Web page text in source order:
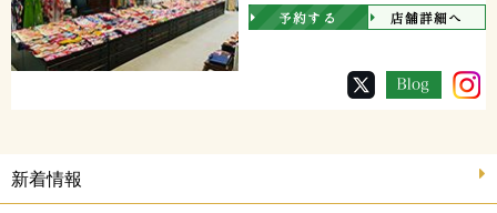
予約する 店舗詳細へ
新着情報